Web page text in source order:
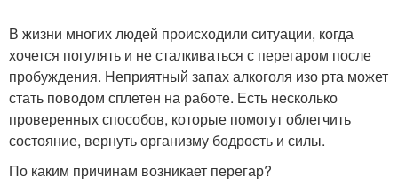
В жизни многих людей происходили ситуации, когда
хочется погулять и не сталкиваться с перегаром после
пробуждения. Неприятный запах алкоголя изо рта может
стать поводом сплетен на работе. Есть несколько
проверенных способов, которые помогут облегчить
состояние, вернуть организму бодрость и силы.
По каким причинам возникает перегар?